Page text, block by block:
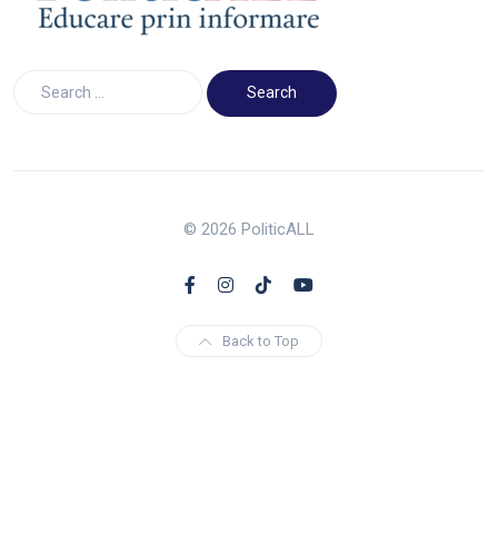
© 2026 PoliticALL
Back to Top